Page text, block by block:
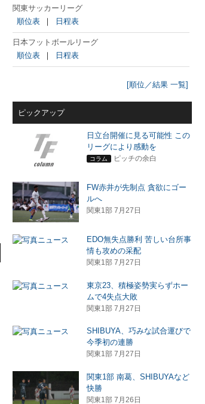
関東サッカーリーグ
順位表
｜ 日程表
日本フットボールリーグ
順位表
｜ 日程表
[順位／結果 一覧]
ピックアップ
日立台開催に見る可能性 この
リーグにより感動を
コラム ピッチの余白
FW赤井が先制点 貪欲にゴー
ルへ
関東1部 7月27日
EDO無失点勝利 苦しい台所事
情も攻めの采配
関東1部 7月27日
東京23、積極姿勢実らずホー
ムで4失点大敗
関東1部 7月27日
SHIBUYA、巧みな試合運びで
今季初の連勝
関東1部 7月27日
関東1部 南葛、SHIBUYAなど
快勝
関東1部 7月26日